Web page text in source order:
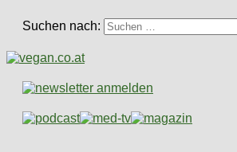
Suchen nach: